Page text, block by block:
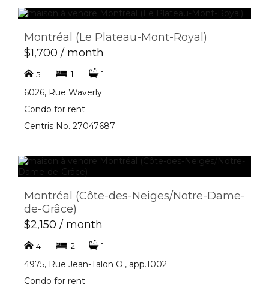
Montréal (Le Plateau-Mont-Royal)
$1,700 / month
5 1 1
6026, Rue Waverly
Condo for rent
Centris No. 27047687
Montréal (Côte-des-Neiges/Notre-Dame-
de-Grâce)
$2,150 / month
4 2 1
4975, Rue Jean-Talon O., app.1002
Condo for rent